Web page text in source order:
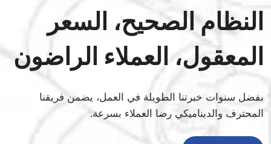
النظام الصحيح، السعر
المعقول، العملاء الراضون
بفضل سنوات خبرتنا الطويلة في العمل، يضمن فريقنا
المحترف والديناميكي رضا العملاء بسرعة.